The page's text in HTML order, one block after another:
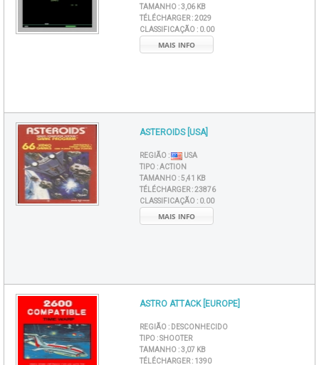
TAMANHO :3,06 KB
TÉLÉCHARGER :2029
CLASSIFICAÇÃO : 0.00
MAIS INFO
ASTEROIDS [USA]
REGIÃO :
USA
TIPO :ACTION
TAMANHO :5,41 KB
TÉLÉCHARGER :23876
CLASSIFICAÇÃO : 0.00
MAIS INFO
ASTRO ATTACK [EUROPE]
REGIÃO : DESCONHECIDO
TIPO :SHOOTER
TAMANHO :3,07 KB
TÉLÉCHARGER : 1390